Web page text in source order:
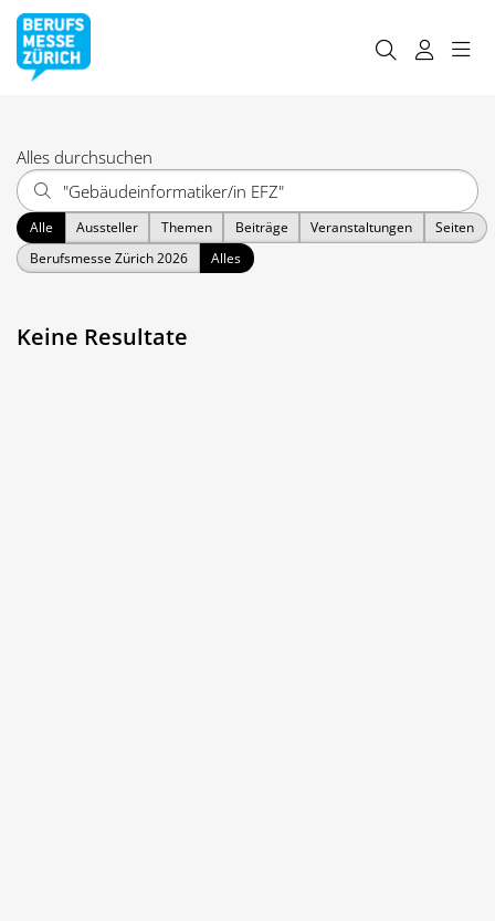
Alles durchsuchen
Alle Aussteller Themen Beiträge Veranstaltungen
Seiten
Berufsmesse Zürich 2026
Alles
Keine Resultate